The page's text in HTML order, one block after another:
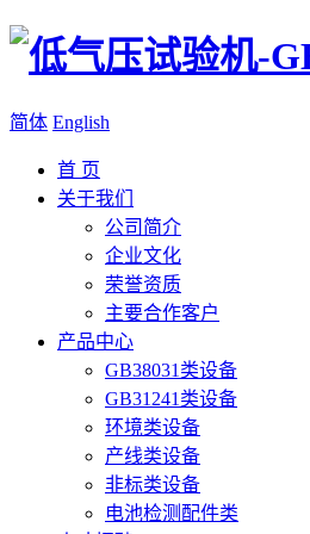
简体 English
首 页
关于我们
公司简介
企业文化
荣誉资质
主要合作客户
产品中心
GB38031类设备
GB31241类设备
环境类设备
产线类设备
非标类设备
电池检测配件类